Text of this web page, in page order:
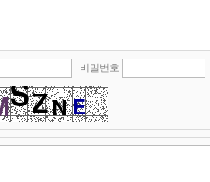
비밀번호